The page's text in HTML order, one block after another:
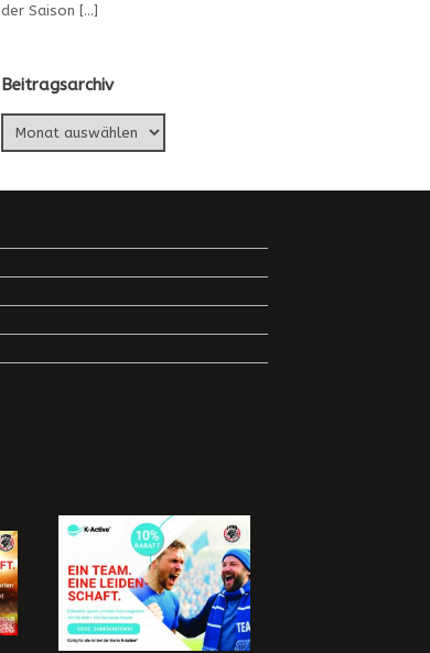
der Saison […]
Beitragsarchiv